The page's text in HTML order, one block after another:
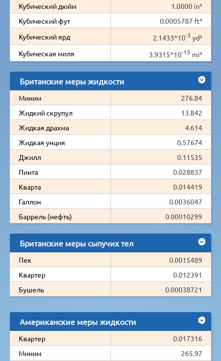
Кубический дюйм
1.0000 in³
Кубический фут
0.0005787 ft³
Кубический ярд
2.1433*10-5 yd³
Кубическая миля
3.9315*10-15 mi³
Британские меры жидкости
Миним
276.84
Жидкий скрупул
13.842
Жидкая драхма
4.614
Жидкая унция
0.57674
Джилл
0.11535
Пинта
0.028837
Кварта
0.014419
Галлон
0.0036047
Баррель (нефть)
0.00010299
Британские меры сыпучих тел
Пек
0.0015489
Квартер
0.012391
Бушель
0.00038721
Американские меры жидкости
Квартер
0.017316
Миним
265.97